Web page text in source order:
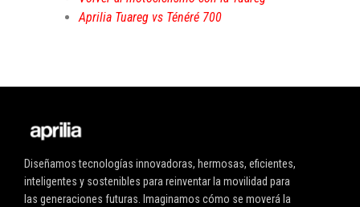
Aprilia Tuareg vs Ténéré 700
Diseñamos tecnologías innovadoras, hermosas, eficientes,
inteligentes y sostenibles para reinventar la movilidad para
las generaciones futuras. Imaginamos cómo se moverá la